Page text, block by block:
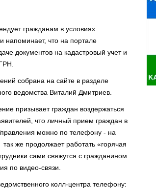
гражданам в условиях
напоминает, что на портале
документов на кадастровый учет и
собрана на сайте в разделе
ведомства Виталий Дмитриев.
призывает граждан воздержаться
что личный прием граждан в
можно по телефону - на
же продолжает работать «горячая
сами свяжутся с гражданином
по видео-связи.
колл-центра телефону: